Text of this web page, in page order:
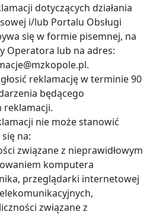
dotyczących działania
i/lub Portalu Obsługi
się w formie pisemnej, na
Operatora lub na adres:
reklamację w terminie 90
będącego
reklamacji.
nie może stanowić
na:
związane z nieprawidłowym
komputera
przeglądarki internetowej
związane z